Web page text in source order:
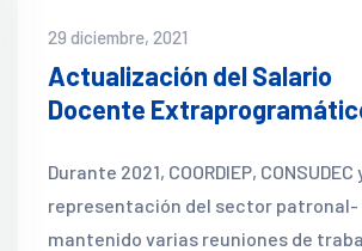
29 diciembre, 2021
Actualización del Salario
Docente
Durante 2021, COORDIEP, CONSUDEC
representación del sector patronal-
mantenido varias reuniones de